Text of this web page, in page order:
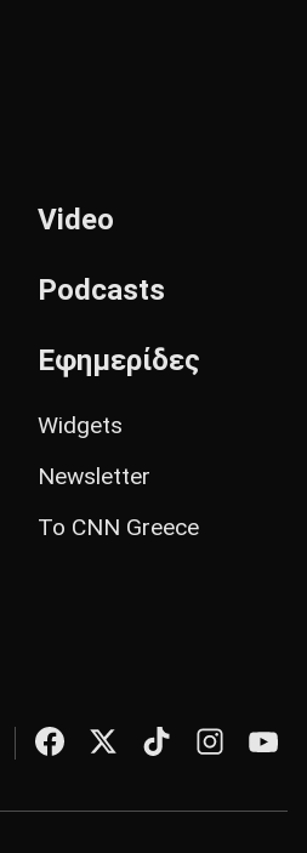
Video
Podcasts
Εφημερίδες
Widgets
Newsletter
Το CNN Greece